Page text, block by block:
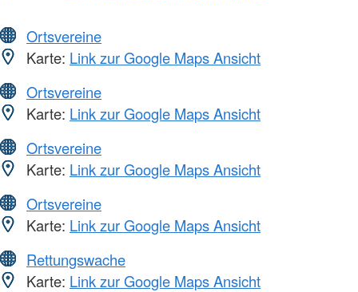
Ortsvereine
Karte: Link zur Google Maps Ansicht
Ortsvereine
Karte: Link zur Google Maps Ansicht
Ortsvereine
Karte: Link zur Google Maps Ansicht
Ortsvereine
Karte: Link zur Google Maps Ansicht
Rettungswache
Karte: Link zur Google Maps Ansicht